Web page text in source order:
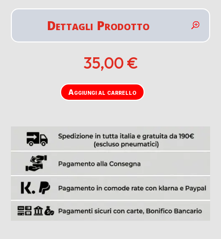
Dettagli Prodotto
35,00 €
Aggiungi al carrello